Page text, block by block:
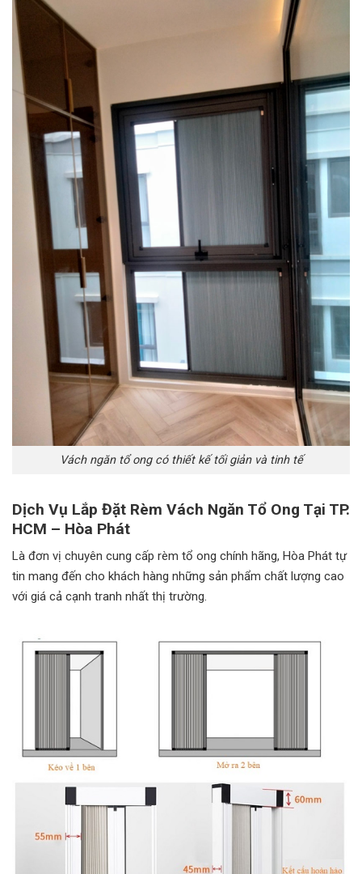
Vách ngăn tổ ong có thiết kế tối giản và tinh tế
Dịch Vụ Lắp Đặt Rèm Vách Ngăn Tổ Ong Tại TP.
HCM – Hòa Phát
Là đơn vị chuyên cung cấp rèm tổ ong chính hãng, Hòa Phát tự
tin mang đến cho khách hàng những sản phẩm chất lượng cao
với giá cả cạnh tranh nhất thị trường.